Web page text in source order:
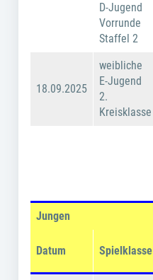
D-Jugend
Vorrunde
Staffel 2
18.09.2025
weibliche
E-Jugend
2.
Kreisklasse
Jungen
Datum Spielklasse